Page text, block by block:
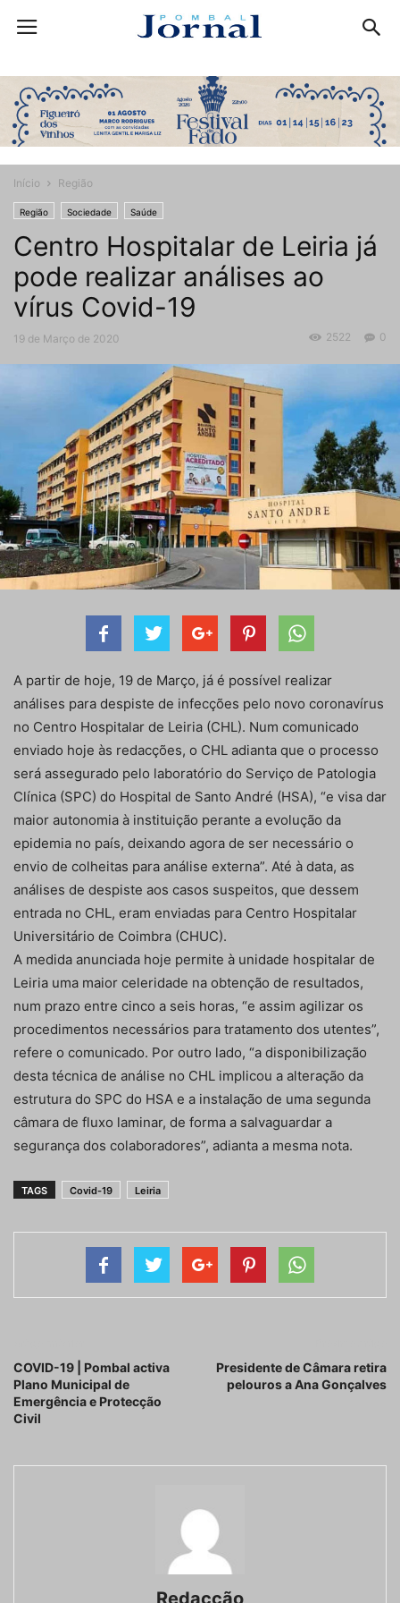
Início Região
Região Sociedade Saúde
Centro Hospitalar de Leiria já
pode realizar análises ao
vírus Covid-19
19 de Março de 2020 0
2522
A partir de hoje, 19 de Março, já é possível realizar
análises para despiste de infecções pelo novo coronavírus
no Centro Hospitalar de Leiria (CHL). Num comunicado
enviado hoje às redacções, o CHL adianta que o processo
será assegurado pelo laboratório do Serviço de Patologia
Clínica (SPC) do Hospital de Santo André (HSA), “e visa dar
maior autonomia à instituição perante a evolução da
epidemia no país, deixando agora de ser necessário o
envio de colheitas para análise externa”. Até à data, as
análises de despiste aos casos suspeitos, que dessem
entrada no CHL, eram enviadas para Centro Hospitalar
Universitário de Coimbra (CHUC).
A medida anunciada hoje permite à unidade hospitalar de
Leiria uma maior celeridade na obtenção de resultados,
num prazo entre cinco a seis horas, “e assim agilizar os
procedimentos necessários para tratamento dos utentes”,
refere o comunicado. Por outro lado, “a disponibilização
desta técnica de análise no CHL implicou a alteração da
estrutura do SPC do HSA e a instalação de uma segunda
câmara de fluxo laminar, de forma a salvaguardar a
segurança dos colaboradores”, adianta a mesma nota.
TAGS Covid-19 Leiria
COVID-19 | Pombal activa
Plano Municipal de
Emergência e Protecção
Civil
Presidente de Câmara retira
pelouros a Ana Gonçalves